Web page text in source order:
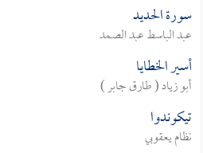
سورة الحديد
عبد الباسط عبد الصمد
أسير الخطايا
أبو زياد ( طارق جابر )
تيكوندوا
نظام يعقوبي